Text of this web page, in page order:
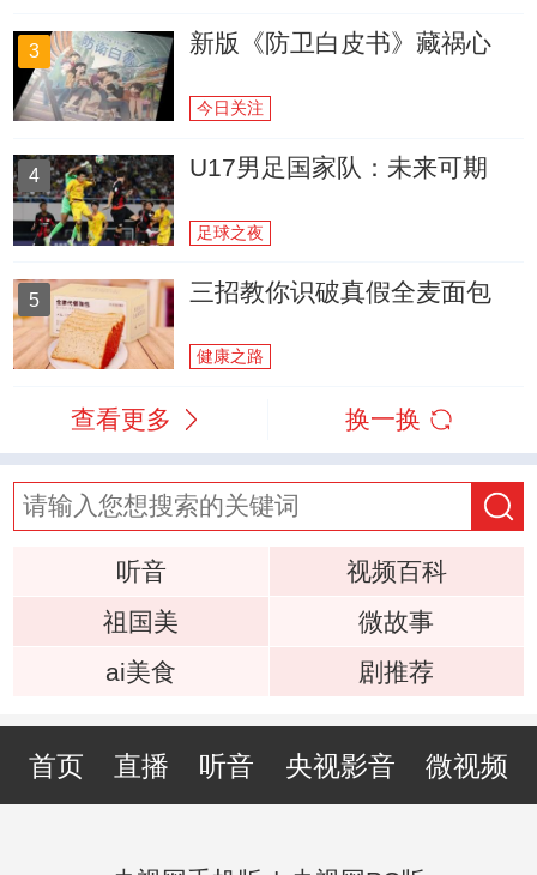
3 新版《防卫白皮书》藏祸心
今日关注
4 U17男足国家队：未来可期
足球之夜
5 三招教你识破真假全麦面包
健康之路
查看更多 换一换
听音
视频百科
祖国美
微故事
ai美食
剧推荐
首页 直播 听音 央视影音 微视频